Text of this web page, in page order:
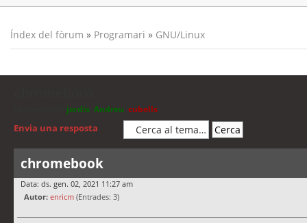
Índex del fòrum » Programari » GNU/Linux
jordis Andreu cubells
Envia una resposta
chromebook
Data: ds. gen. 02, 2021 11:27 am
Autor: enricm (Entrades: 3)